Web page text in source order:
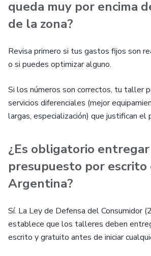
queda muy por encima
de la zona?
Revisa primero si tus gastos fijos son
o si puedes optimizar alguno.
Si los números son correctos, tu taller
servicios diferenciales (mejor
largas, especialización) que justifican el
¿Es obligatorio entregar
presupuesto por escrito
Argentina?
Sí. La Ley de Defensa del Consumidor
establece que los talleres deben
escrito y gratuito antes de iniciar